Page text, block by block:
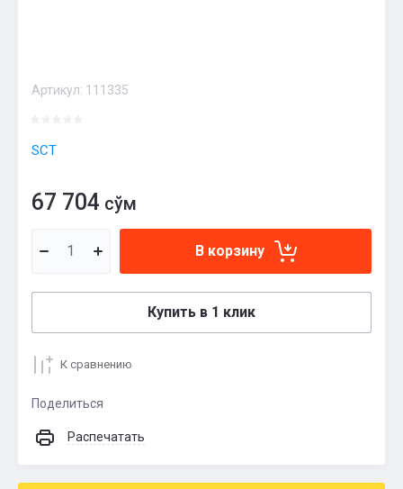
Артикул: 111335
SCT
67 704 сўм
В корзину
Купить в 1 клик
К сравнению
Поделиться
Распечатать